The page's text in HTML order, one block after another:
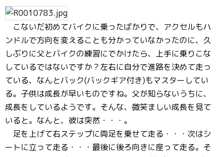
こないだ初めてバイクに乗ったばかりで、アクセルもハ
ンドルで方向を変えることも分かっていなかったのに、久
しぶりに父とバイクの練習にでかけたら、上手に乗りこな
しているではないですか？左右に自分で進路を決めて走っ
ている、なんとバック(バックギア付き)もマスターしてい
る。子供は成長が早いものですね。父が知らないうちに、
成長をしているようです。そんな、微笑ましい成長を見て
いると。なんと、彼は突然・・・。
足を上げて右ステップに両足を乗せて走る・・・次はシ
ートに立って走る・・・最後に後ろ向きに座って走る。そ